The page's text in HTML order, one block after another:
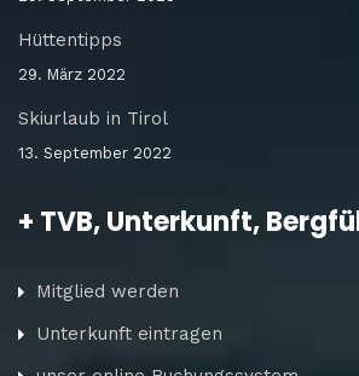
Hüttentipps
29. März 2022
Skiurlaub in Tirol
13. September 2022
+ TVB, Unterkunft,
Mitglied werden
Unterkunft eintragen